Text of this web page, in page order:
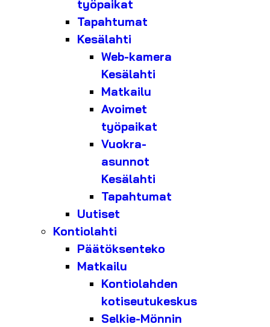
työpaikat
Tapahtumat
Kesälahti
Web-kamera
Kesälahti
Matkailu
Avoimet
työpaikat
Vuokra-
asunnot
Kesälahti
Tapahtumat
Uutiset
Kontiolahti
Päätöksenteko
Matkailu
Kontiolahden
kotiseutukeskus
Selkie-Mönnin